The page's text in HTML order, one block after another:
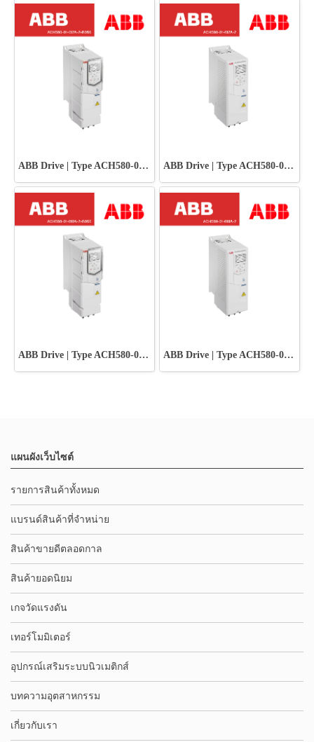
ABB Drive | Type ACH580-01-012A-2+B056 ABB Drive | Type ACH580-01-012A-2
ABB Drive | Type ACH580-01-018A-2+B056 ABB Drive | Type ACH580-01-018A-2
แผนผังเว็บไซต์
รายการสินค้าทั้งหมด
แบรนด์สินค้าที่จำหน่าย
สินค้าขายดีตลอดกาล
สินค้ายอดนิยม
เกจวัดแรงดัน
เทอร์โมมิเตอร์
อุปกรณ์เสริมระบบนิวเมติกส์
บทความอุตสาหกรรม
เกี่ยวกับเรา